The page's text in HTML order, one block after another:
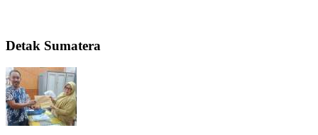
Detak Sumatera